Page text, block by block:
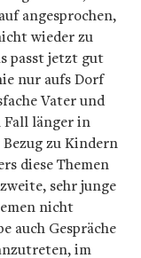
angesprochen,
wieder zu
passt jetzt gut
nur aufs Dorf
Vater und
Fall länger in
zu Kindern
diese Themen
sehr junge
nicht
auch Gespräche
im